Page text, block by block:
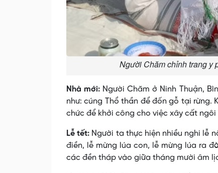
Người Chăm chỉnh trang y
Nhà mới: Người Chăm ở Ninh Thuận,
như: cúng Thổ thần để đốn gỗ tại rừng.
chức để khởi công cho việc xây cất ngôi
Lễ tết: Người ta thực hiện nhiều nghi lễ
điền, lễ mừng lúa con, lễ mừng lúa ra
các đền tháp vào giữa tháng mười âm